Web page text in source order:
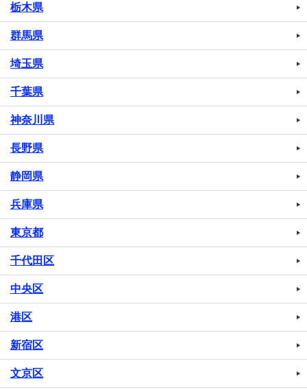
栃木県
群馬県
埼玉県
千葉県
神奈川県
長野県
静岡県
兵庫県
東京都
千代田区
中央区
港区
新宿区
文京区